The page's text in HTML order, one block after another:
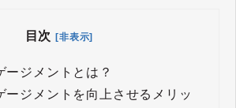
目次 [非表示]
ージメントとは？
ージメントを向上させるメリッ